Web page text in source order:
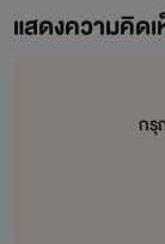
ของชีวิต (นิยายหญิงรักหญิง
แสดงความคิด
กรุ